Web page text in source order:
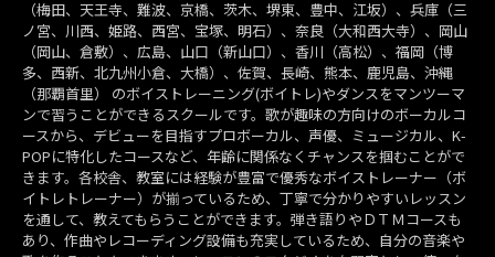
（梅田、天王寺、難波、京橋、茨木、堺東、豊中、江坂）、兵庫（三
ノ宮、川西、姫路、西宮、宝塚、明石）、奈良（大和西大寺）、岡山
（岡山、倉敷）、広島、山口（新山口）、香川（高松）、福岡（博
多、西新、北九州小倉、大橋）、佐賀、長崎、熊本、鹿児島、沖縄
（那覇首里） のボイストレーニング(ボイトレ)やダンスをマンツーマ
ンで習うことができるスクールです。歌が趣味の方向けのボーカルコ
ースから、デビューを目指すプロボーカル、声優、ミュージカル、K-
POPに特化したコースなど、年齢に関係なくチャンスを掴むことがで
きます。各校舎、教室には経験が豊富で優秀なボイストレーナー（ボ
イトレトレーナー）が揃っているため、丁寧で分かりやすいレッスン
を通して、教えてもらうことができます。弾き語りやＤＴＭコースも
あり、作曲やレコーディング設備も充実しているため、自分の音楽や